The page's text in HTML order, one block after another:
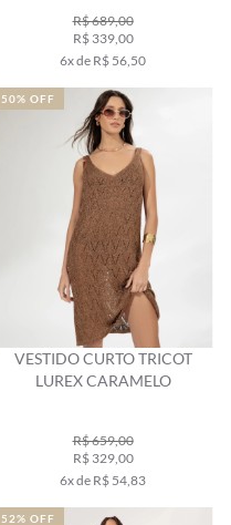
R$ 689,00
R$ 339,00
6x de R$ 56,50
VESTIDO CURTO TRICOT
LUREX CARAMELO
R$ 659,00
R$ 329,00
6x de R$ 54,83
50% OFF
52% OFF